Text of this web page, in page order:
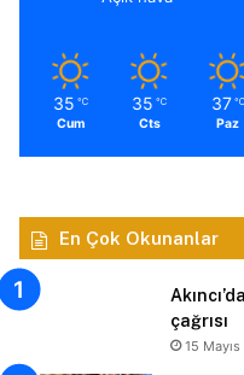
35 ℃
Cum
35 ℃
Cts
37 ℃
Paz
En Çok Okunanlar
çağrısı
15